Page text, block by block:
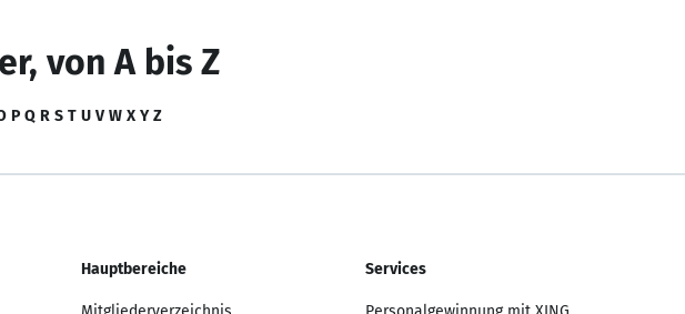
von A bis Z
P Q R S T U V W X Y Z
Hauptbereiche Services